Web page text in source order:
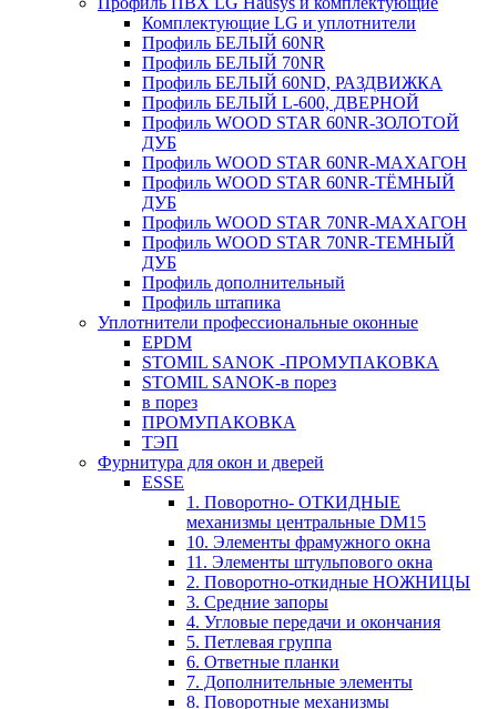
Комплектующие LG и уплотнители
Профиль БЕЛЫЙ 60NR
Профиль БЕЛЫЙ 70NR
Профиль БЕЛЫЙ 60ND, РАЗДВИЖКА
Профиль БЕЛЫЙ L-600, ДВЕРНОЙ
Профиль WOOD STAR 60NR-ЗОЛОТОЙ
ДУБ
Профиль WOOD STAR 60NR-МАХАГОН
Профиль WOOD STAR 60NR-ТЁМНЫЙ
ДУБ
Профиль WOOD STAR 70NR-МАХАГОН
Профиль WOOD STAR 70NR-ТЕМНЫЙ
ДУБ
Профиль дополнительный
Профиль штапика
Уплотнители профессиональные оконные
EPDM
STOMIL SANOK -ПРОМУПАКОВКА
STOMIL SANOK-в порез
в порез
ПРОМУПАКОВКА
ТЭП
Фурнитура для окон и дверей
ESSE
1. Поворотно- ОТКИДНЫЕ
механизмы центральные DM15
10. Элементы фрамужного окна
11. Элементы штульпового окна
2. Поворотно-откидные НОЖНИЦЫ
3. Средние запоры
4. Угловые передачи и окончания
5. Петлевая группа
6. Ответные планки
7. Дополнительные элементы
8. Поворотные механизмы